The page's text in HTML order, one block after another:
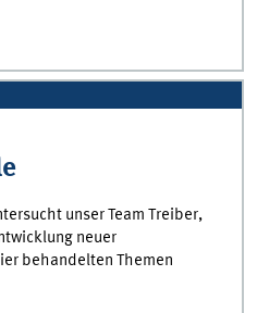
unser Team Treiber,
neuer
behandelten Themen